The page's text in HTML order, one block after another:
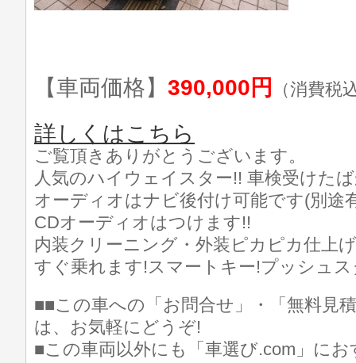
【車両価格】 390,000円 （消費税
詳しくはこちら
ご覧頂きありがとうございます。
人気のハイウェイスター!! 車検受けた
オーディオはナビ後付け可能です(別途
CDオーディオはつけます!!
内装クリーニング・外装ピカピカ仕上
すぐ乗れます!スマートキー!プッシュ
■■この車への「お問合せ」・「無料見
は、お気軽にどうぞ!
■この車両以外にも「車選び.com」に